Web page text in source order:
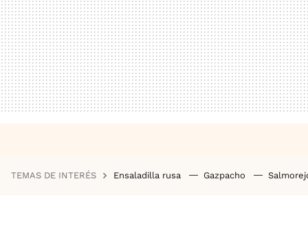
TEMAS DE INTERÉS Ensaladilla rusa Gazpacho